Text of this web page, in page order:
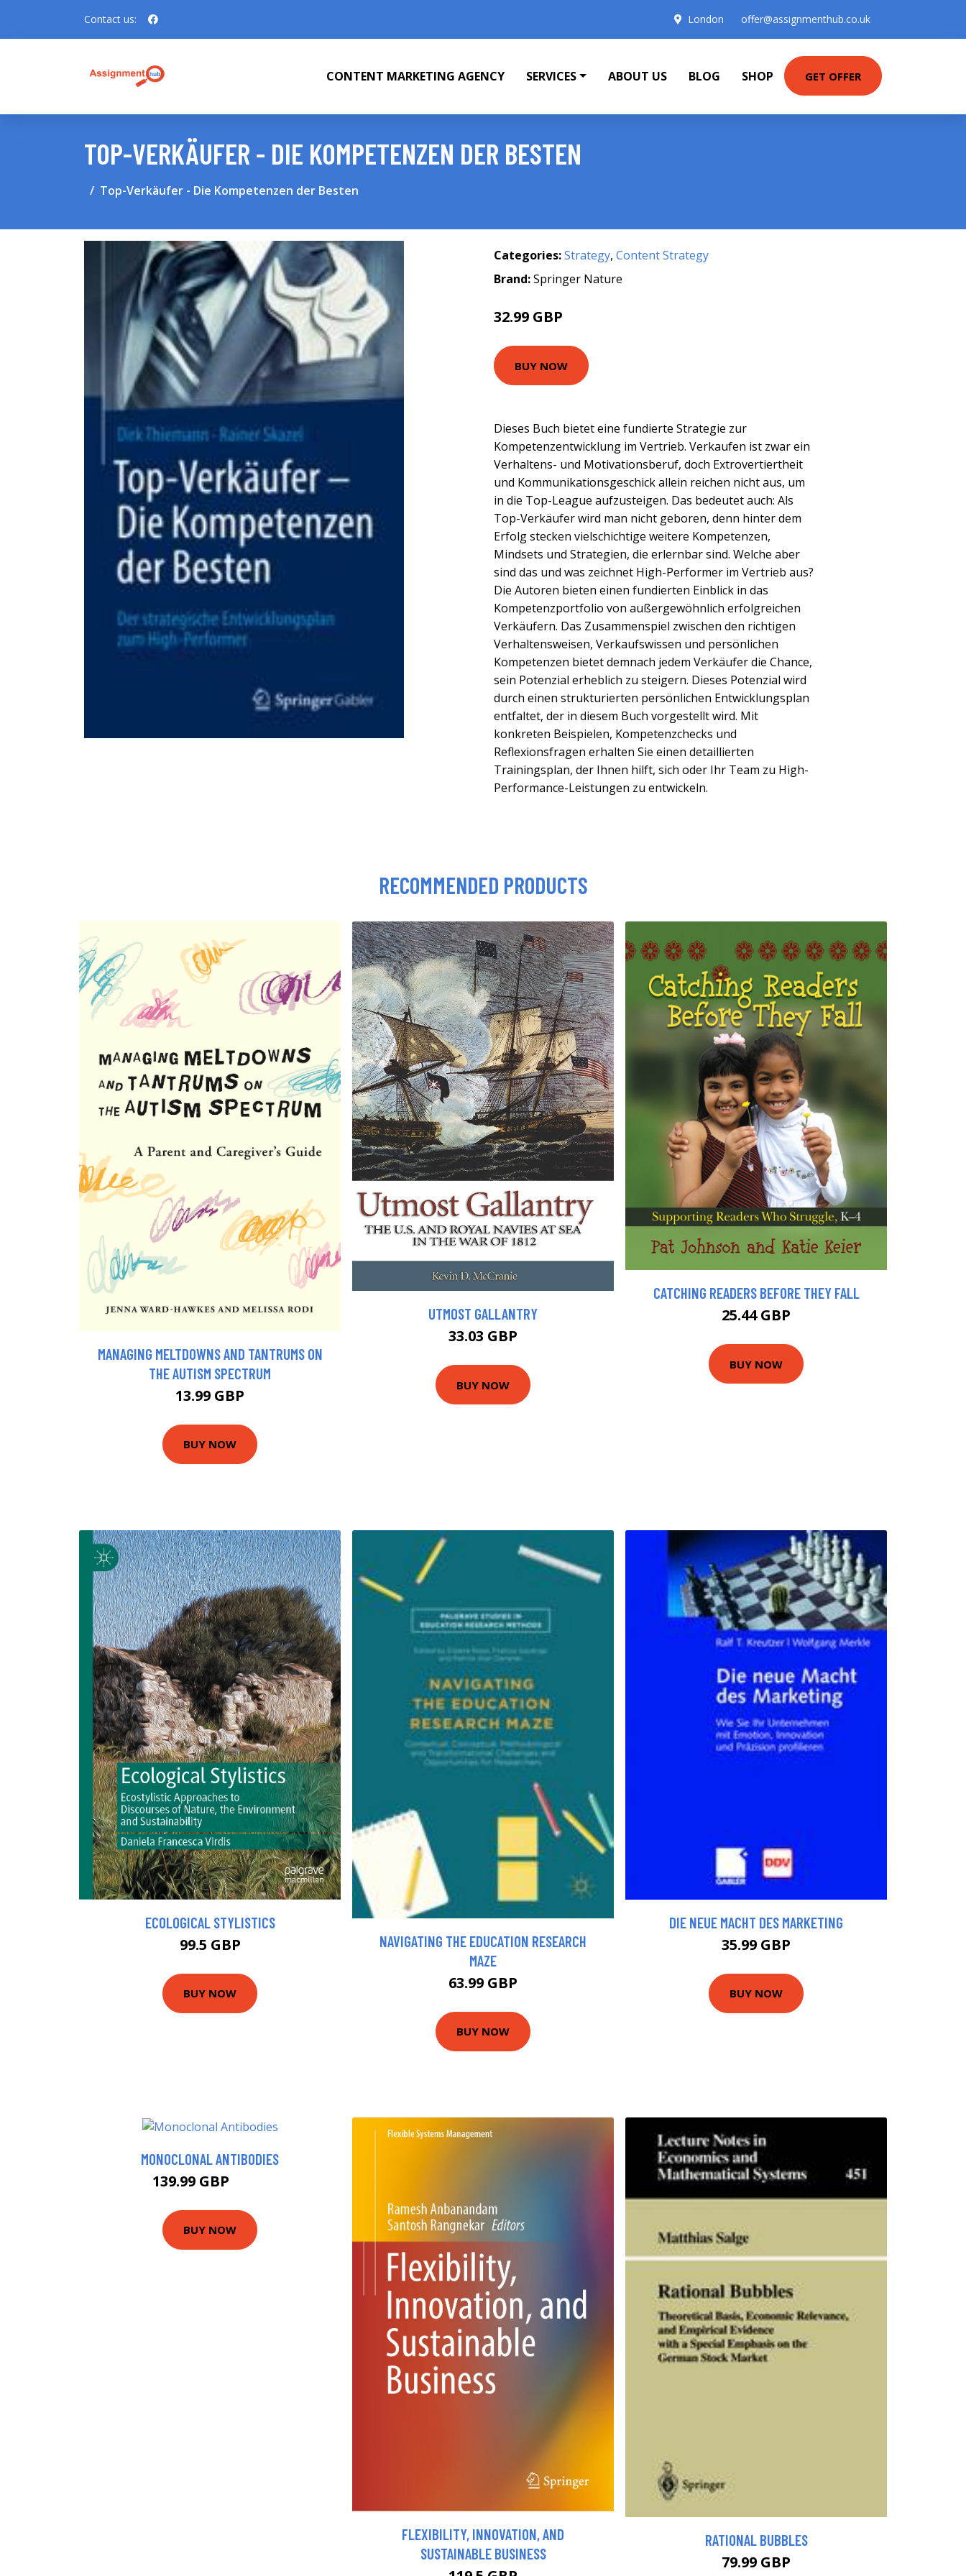
Contact us: London offer@assignmenthub.co.uk
CONTENT MARKETING AGENCY SERVICES ABOUT US BLOG SHOP GET OFFER
TOP-VERKÄUFER - DIE KOMPETENZEN DER BESTEN
Top-Verkäufer - Die Kompetenzen der Besten
Categories:Strategy, Content Strategy
Brand:Springer Nature
32.99 GBP
BUY NOW
Dieses Buch bietet eine fundierte Strategie zur
Kompetenzentwicklung im Vertrieb. Verkaufen ist zwar ein
Verhaltens- und Motivationsberuf, doch Extrovertiertheit
und Kommunikationsgeschick allein reichen nicht aus, um
in die Top-League aufzusteigen. Das bedeutet auch: Als
Top-Verkäufer wird man nicht geboren, denn hinter dem
Erfolg stecken vielschichtige weitere Kompetenzen,
Mindsets und Strategien, die erlernbar sind. Welche aber
sind das und was zeichnet High-Performer im Vertrieb aus?
Die Autoren bieten einen fundierten Einblick in das
Kompetenzportfolio von außergewöhnlich erfolgreichen
Verkäufern. Das Zusammenspiel zwischen den richtigen
Verhaltensweisen, Verkaufswissen und persönlichen
Kompetenzen bietet demnach jedem Verkäufer die Chance,
sein Potenzial erheblich zu steigern. Dieses Potenzial wird
durch einen strukturierten persönlichen Entwicklungsplan
entfaltet, der in diesem Buch vorgestellt wird. Mit
konkreten Beispielen, Kompetenzchecks und
Reflexionsfragen erhalten Sie einen detaillierten
Trainingsplan, der Ihnen hilft, sich oder Ihr Team zu High-
Performance-Leistungen zu entwickeln.
RECOMMENDED PRODUCTS
MANAGING MELTDOWNS AND TANTRUMS ON
THE AUTISM SPECTRUM
13.99 GBP
BUY NOW
UTMOST GALLANTRY
33.03 GBP
BUY NOW
CATCHING READERS BEFORE THEY FALL
25.44 GBP
BUY NOW
ECOLOGICAL STYLISTICS
99.5 GBP
BUY NOW
NAVIGATING THE EDUCATION RESEARCH
MAZE
63.99 GBP
BUY NOW
DIE NEUE MACHT DES MARKETING
35.99 GBP
BUY NOW
MONOCLONAL ANTIBODIES
139.99 GBP
BUY NOW
FLEXIBILITY, INNOVATION, AND
SUSTAINABLE BUSINESS
RATIONAL BUBBLES
79.99 GBP